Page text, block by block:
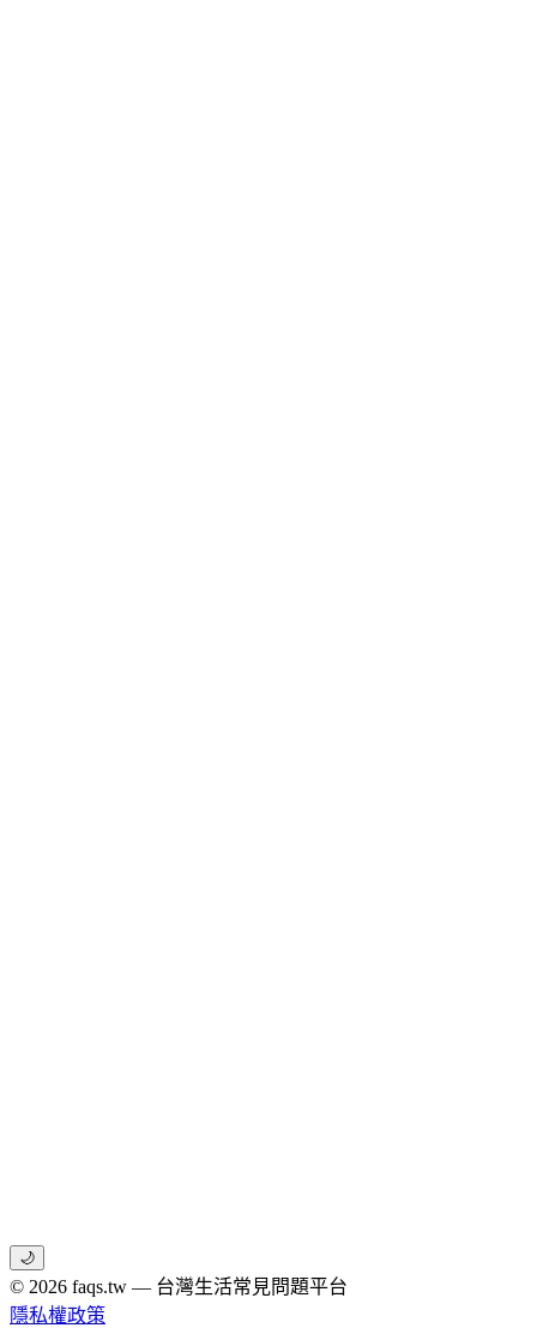
🌙
© 2026 faqs.tw — 台灣生活常見問題平台
隱私權政策